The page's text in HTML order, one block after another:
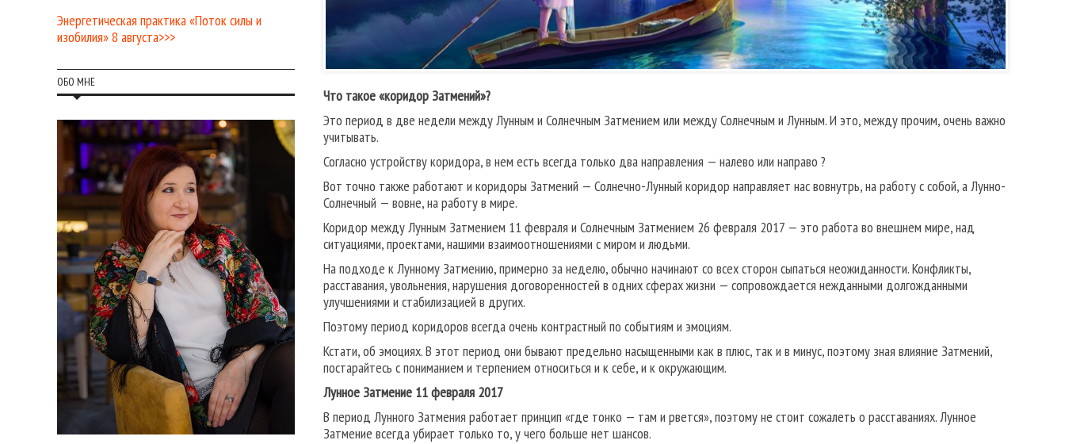
Что такое «коридор Затмений»?
Это период в две недели между Лунным и Солнечным Затмением или между Солнечным и Лунным. И это, между прочим, очень важно
учитывать.
Согласно устройству коридора, в нем есть всегда только два направления — налево или направо ?
Вот точно также работают и коридоры Затмений — Солнечно-Лунный коридор направляет нас вовнутрь, на работу с собой, а Лунно-
Солнечный — вовне, на работу в мире.
Коридор между Лунным Затмением 11 февраля и Солнечным Затмением 26 февраля 2017 — это работа во внешнем мире, над
ситуациями, проектами, нашими взаимоотношениями с миром и людьми.
На подходе к Лунному Затмению, примерно за неделю, обычно начинают со всех сторон сыпаться неожиданности. Конфликты,
расставания, увольнения, нарушения договоренностей в одних сферах жизни — сопровождается нежданными долгожданными
улучшениями и стабилизацией в других.
Поэтому период коридоров всегда очень контрастный по событиям и эмоциям.
Кстати, об эмоциях. В этот период они бывают предельно насыщенными как в плюс, так и в минус, поэтому зная влияние Затмений,
постарайтесь с пониманием и терпением относиться и к себе, и к окружающим.
Лунное Затмение 11 февраля 2017
В период Лунного Затмения работает принцип «где тонко — там и рвется», поэтому не стоит сожалеть о расставаниях. Лунное
Затмение всегда убирает только то, у чего больше нет шансов.
Энергетическая практика «Поток силы и
изобилия» 8 августа>>>
ОБО МНЕ